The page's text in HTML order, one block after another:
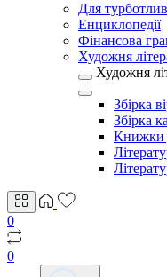
Для
Енциклопедії
Фінансова
Художня
Художня
Збірка
Збірка
Книжки
0
0